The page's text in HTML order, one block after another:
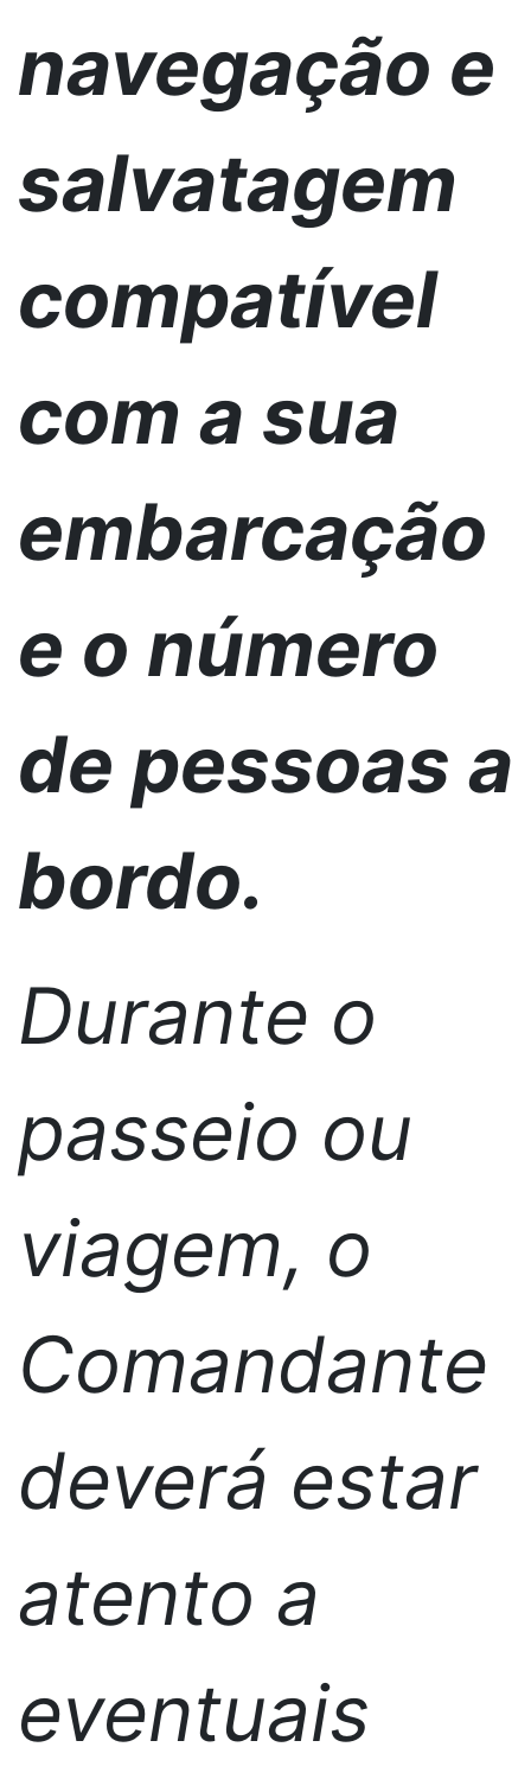
navegação e
salvatagem
compatível
com a sua
embarcação
e o número
de pessoas a
bordo.
Durante o
passeio ou
viagem, o
Comandante
deverá estar
atento a
eventuais